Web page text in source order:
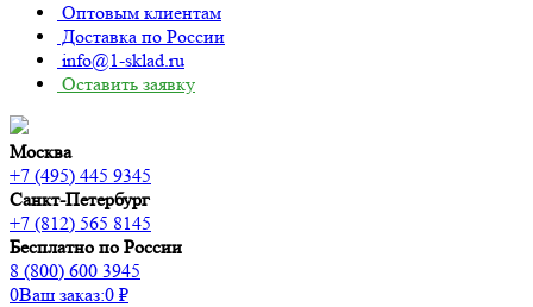
Оптовым клиентам
Доставка по России
info@1-sklad.ru
Оставить заявку
Москва
+7 (495) 445 9345
Санкт-Петербург
+7 (812) 565 8145
Бесплатно по России
8 (800) 600 3945
0Ваш заказ:0 ₽